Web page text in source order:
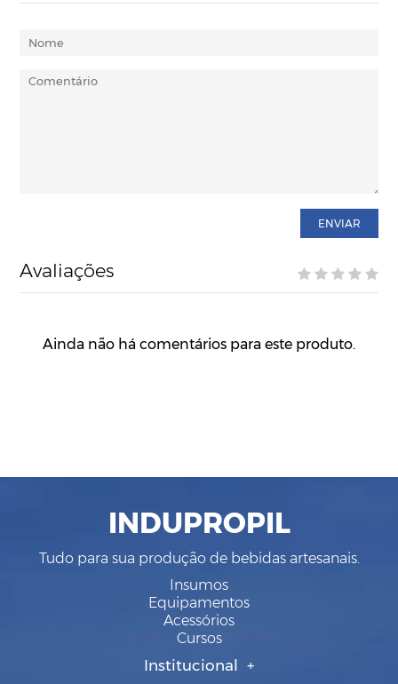
ENVIAR
Avaliações
Ainda não há comentários para este produto.
INDUPROPIL
Tudo para sua produção de bebidas artesanais.
Insumos
Equipamentos
Acessórios
Cursos
Institucional